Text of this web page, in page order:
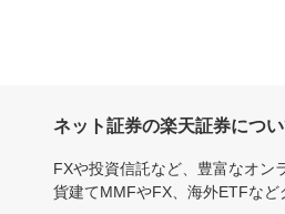
ネット証券の楽天証券につ
FXや投資信託など、豊富なオン
貨建てMMFやFX、海外ETFな